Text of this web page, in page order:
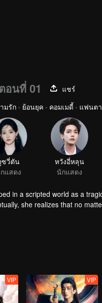
อนที่ 01
แชร์
มรัก · ย้อนยุค · คอมเมดี้ · แฟนต
ซวี่ตัน
แสดง
หวังอี่หลุน
นักแสดง
in a scripted world as a
she realizes that no
palace intrigues and
VIP VIP